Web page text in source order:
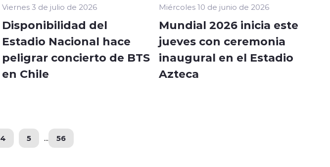
Viernes 3 de julio de 2026
Disponibilidad del
Estadio Nacional hace
peligrar concierto de BTS
en Chile
Miércoles 10 de junio de 2026
Mundial 2026 inicia este
jueves con ceremonia
inaugural en el Estadio
Azteca
4 5 ... 56